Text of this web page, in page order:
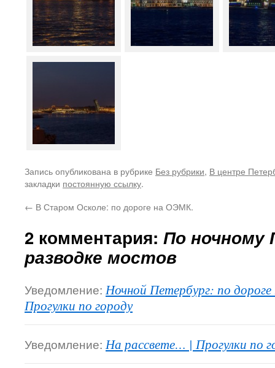
Запись опубликована в рубрике Без рубрики, В центре
закладки постоянную ссылку.
← В Старом Осколе: по дороге на ОЭМК.
2 комментария: По ночному
разводке мостов
Уведомление: Ночной Петербург: по
Прогулки по городу
Уведомление: На рассвете… | Прогулки по